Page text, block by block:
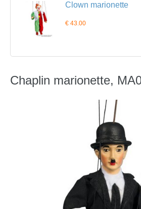
Clown marionette
€ 43.00
Chaplin marionette,